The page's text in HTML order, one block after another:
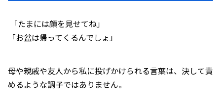
「たまには顔を見せてね」
「お盆は帰ってくるんでしょ」
母や親戚や友人から私に投げかけられる言葉は、決して責
めるような調子ではありません。